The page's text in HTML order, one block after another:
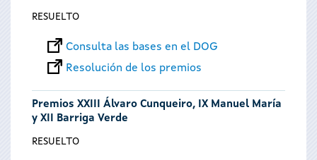
RESUELTO
Consulta las bases en el DOG
Resolución de los premios
Premios XXIII Álvaro Cunqueiro, IX Manuel María
y XII Barriga Verde
RESUELTO